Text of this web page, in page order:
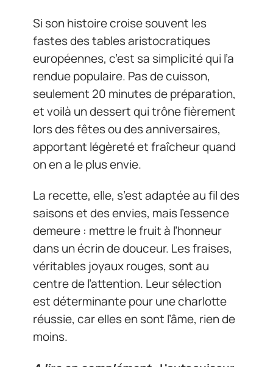
Si son histoire croise souvent les
fastes des tables aristocratiques
européennes, c’est sa simplicité qui l’a
rendue populaire. Pas de cuisson,
seulement 20 minutes de préparation,
et voilà un dessert qui trône fièrement
lors des fêtes ou des anniversaires,
apportant légèreté et fraîcheur quand
on en a le plus envie.
La recette, elle, s’est adaptée au fil des
saisons et des envies, mais l’essence
demeure : mettre le fruit à l’honneur
dans un écrin de douceur. Les fraises,
véritables joyaux rouges, sont au
centre de l’attention. Leur sélection
est déterminante pour une charlotte
réussie, car elles en sont l’âme, rien de
moins.